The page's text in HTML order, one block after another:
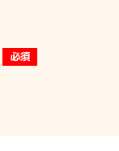
必須